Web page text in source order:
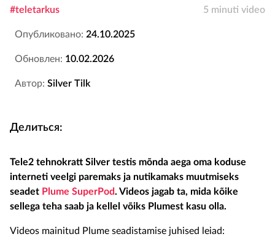
#teletarkus 5 minuti video
Опубликовано: 24.10.2025
Обновлен: 10.02.2026
Автор: Silver Tilk
Делиться:
Tele2 tehnokratt Silver testis mõnda aega oma koduse
interneti veelgi paremaks ja nutikamaks muutmiseks
seadet Plume SuperPod. Videos jagab ta, mida kõike
sellega teha saab ja kellel võiks Plumest kasu olla.
Videos mainitud Plume seadistamise juhised leiad: